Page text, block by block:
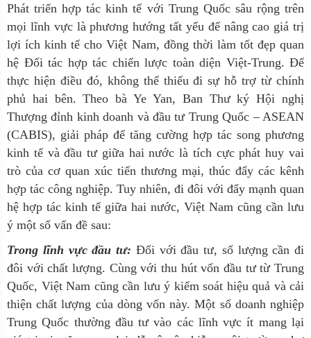
Phát triển hợp tác kinh tế với Trung Quốc sâu rộng trên
mọi lĩnh vực là phương hướng tất yếu để nâng cao giá trị
lợi ích kinh tế cho Việt Nam, đồng thời làm tốt đẹp quan
hệ Đối tác hợp tác chiến lược toàn diện Việt-Trung. Để
thực hiện điều đó, không thể thiếu đi sự hỗ trợ từ chính
phủ hai bên. Theo bà Ye Yan, Ban Thư ký Hội nghị
Thượng đỉnh kinh doanh và đầu tư Trung Quốc – ASEAN
(CABIS), giải pháp để tăng cường hợp tác song phương
kinh tế và đầu tư giữa hai nước là tích cực phát huy vai
trò của cơ quan xúc tiến thương mại, thúc đẩy các kênh
hợp tác công nghiệp. Tuy nhiên, đi đôi với đẩy mạnh quan
hệ hợp tác kinh tế giữa hai nước, Việt Nam cũng cần lưu
ý một số vấn đề sau:
Trong lĩnh vực đầu tư: Đối với đầu tư, số lượng cần đi
đôi với chất lượng. Cùng với thu hút vốn đầu tư từ Trung
Quốc, Việt Nam cũng cần lưu ý kiểm soát hiệu quả và cải
thiện chất lượng của dòng vốn này. Một số doanh nghiệp
Trung Quốc thường đầu tư vào các lĩnh vực ít mang lại